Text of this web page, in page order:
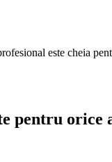
este cheia
orice